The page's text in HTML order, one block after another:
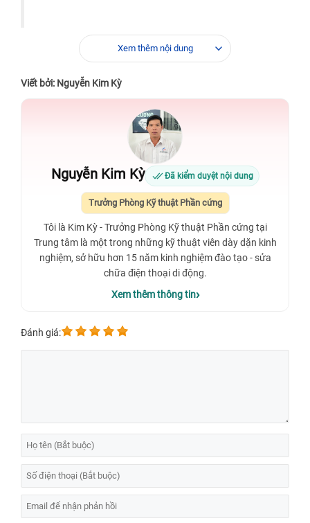
Xem thêm nội dung
Viết bởi: Nguyễn Kim Kỳ
Nguyễn Kim Kỳ Đã kiểm duyệt nội dung
Trưởng Phòng Kỹ thuật Phần cứng
Tôi là Kim Kỳ - Trưởng Phòng Kỹ thuật Phần cứng tại
Trung tâm là một trong những kỹ thuật viên dày dặn kinh
nghiệm, sở hữu hơn 15 năm kinh nghiệm đào tạo - sửa
chữa điện thoại di động.
Xem thêm thông tin
Đánh giá: